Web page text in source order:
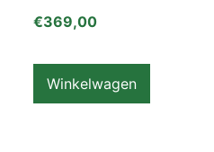
€369,00
Winkelwagen